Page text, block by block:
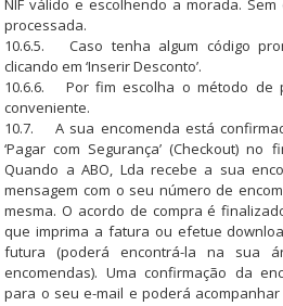
NIF válido e escolhendo a morada.
processada.
10.6.5. Caso tenha algum código
clicando em ‘Inserir Desconto’.
10.6.6. Por fim escolha o método de
conveniente.
10.7. A sua encomenda está
‘Pagar com Segurança’ (Checkout)
Quando a ABO, Lda recebe a sua
mensagem com o seu número de
mesma. O acordo de compra é
que imprima a fatura ou efetue
futura (poderá encontrá-la na sua
encomendas). Uma confirmação da
para o seu e-mail e poderá